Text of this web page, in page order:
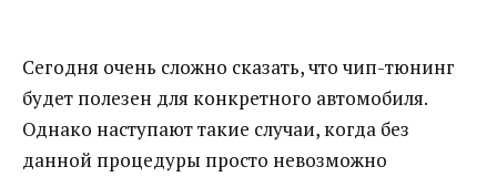
Сегодня очень сложно сказать, что чип-тюнинг
будет полезен для конкретного автомобиля.
Однако наступают такие случаи, когда без
данной процедуры просто невозможно